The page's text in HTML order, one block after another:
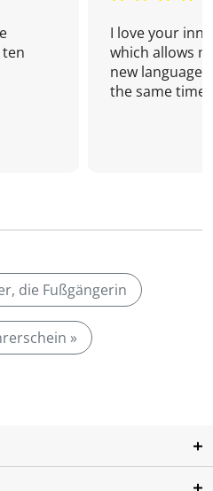
I love your
which allows
new language
the same time!
die Fußgängerin
»